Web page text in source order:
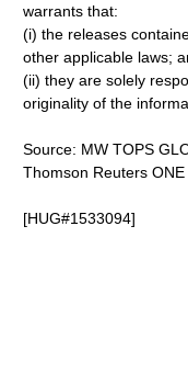
warrants that:
(i) the releases
other applicable laws;
(ii) they are solely
originality of the
Source: MW TOPS
Thomson Reuters ONE
[HUG#1533094]